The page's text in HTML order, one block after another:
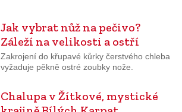
Jak vybrat nůž na pečivo?
Záleží na velikosti a ostří
Zakrojení do křupavé kůrky čerstvého chleba
vyžaduje pěkně ostré zoubky nože.
Chalupa v Žítkové, mystické